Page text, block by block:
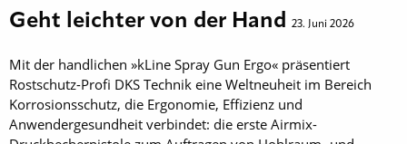
Geht leichter von der Hand 23. Juni 2026
Mit der handlichen »kLine Spray Gun Ergo« präsentiert
Rostschutz-Profi DKS Technik eine Weltneuheit im Bereich
Korrosionsschutz, die Ergonomie, Effizienz und
Anwendergesundheit verbindet: die erste Airmix-